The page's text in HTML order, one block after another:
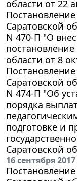
области от 22
Саратовской
N 470-П "О
области от 8
Саратовской
N 474-П "Об
порядка
подготовке и
Саратовской
16 сентября 2017